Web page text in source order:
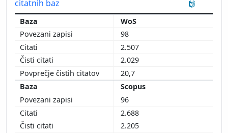
citatnih baz
WoS
98
2.507
2.029
20,7
Scopus
96
2.688
2.205